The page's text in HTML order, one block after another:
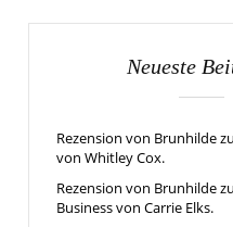
Neueste
Rezension von Brunhilde
von Whitley Cox.
Rezension von Brunhilde
Business von Carrie Elks.